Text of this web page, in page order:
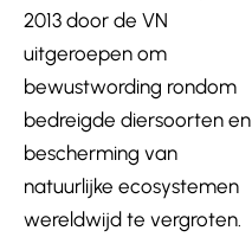
2013 door de VN
uitgeroepen om
bewustwording rondom
bedreigde diersoorten en
bescherming van
natuurlijke ecosystemen
wereldwijd te vergroten.